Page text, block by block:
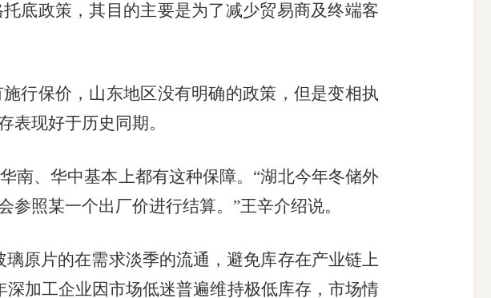
底政策，其目的主要是为了减少贸易商及终端客
行保价，山东地区没有明确的政策，但是变相执
表现好于历史同期。
南、华中基本上都有这种保障。 “湖北今年冬储外
照某一个出厂价进行结算。”王辛介绍说。
原片的在需求淡季的流通，避免库存在产业链上
深加工企业因市场低迷普遍维持极低库存，市场情